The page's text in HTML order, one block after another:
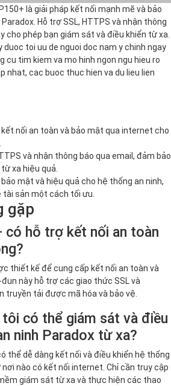
là giải pháp kết nối mạnh mẽ và bảo
Hỗ trợ SSL, HTTPS và nhận thông
cho phép bạn giám sát và điều khiển từ xa.
duoc toi uu de nguoi doc nam y chinh ngay
cu tim kiem va mo hinh ngon ngu hieu ro
nhat, cac buoc thuc hien va du lieu lien
nối an toàn và bảo mật qua internet cho
và nhận thông báo qua email, đảm bảo
xa hiệu quả.
mật và hiệu quả cho hệ thống an ninh,
tài sản một cách tối ưu.
gặp
có hỗ trợ kết nối an toàn
thiết kế để cung cấp kết nối an toàn và
này hỗ trợ các giao thức SSL và
truyền tải được mã hóa và bảo vệ.
có thể giám sát và điều
ninh Paradox từ xa?
thể dễ dàng kết nối và điều khiển hệ thống
nào có kết nối internet. Chỉ cần truy cập
giám sát từ xa và thực hiện các thao